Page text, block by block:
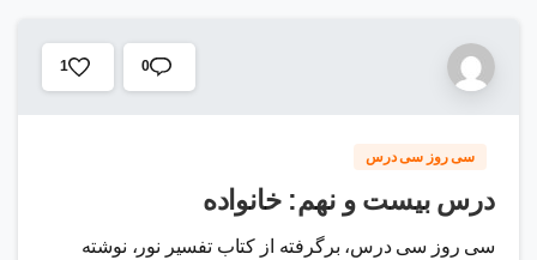
0
1
سی روز سی درس
درس بیست و نهم: خانواده
سی روز سی درس، برگرفته از کتاب تفسیر نور، نوشته